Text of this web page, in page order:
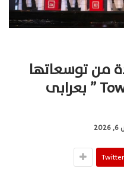
من توسعاتها
بإطلاق مشروع “Town Ten ” بعرابى
Twitter